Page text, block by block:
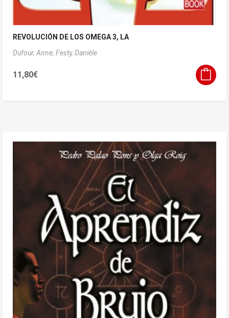
REVOLUCIÓN DE LOS OMEGA 3, LA
Dufour, Anne, Festy, Danièle
11,80€